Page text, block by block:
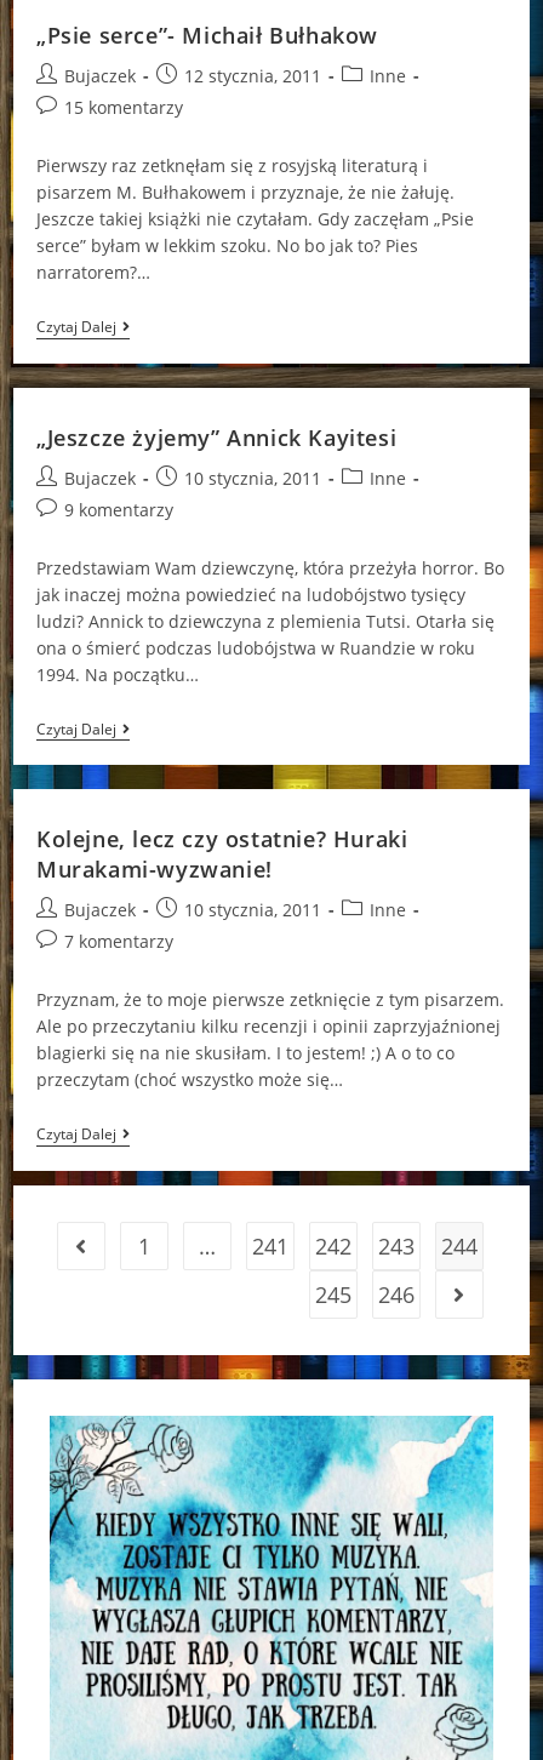
„Psie serce”- Michaił Bułhakow
Post
author:
Bujaczek
Post
published:
12 stycznia, 2011
PostInne
Post15 komentarzy
Pierwszy raz zetknęłam się z rosyjską literaturą i
pisarzem M. Bułhakowem i przyznaje, że nie żałuję.
Jeszcze takiej książki nie czytałam. Gdy zaczęłam „Psie
serce” byłam w lekkim szoku. No bo jak to? Pies
narratorem?…
Czytaj Dalej„Psie
Serce”-
Michaił
Bułhakow
„Jeszcze żyjemy” Annick Kayitesi
Post
author:
Bujaczek
Post
published:
10 stycznia, 2011
PostInne
Post9 komentarzy
Przedstawiam Wam dziewczynę, która przeżyła horror. Bo
jak inaczej można powiedzieć na ludobójstwo tysięcy
ludzi? Annick to dziewczyna z plemienia Tutsi. Otarła się
ona o śmierć podczas ludobójstwa w Ruandzie w roku
1994. Na początku…
Czytaj Dalej„Jeszcze
Żyjemy”
Annick
Kayitesi
Kolejne, lecz czy ostatnie? Huraki
Murakami-wyzwanie!
Post
author:
Bujaczek
Post
published:
10 stycznia, 2011
PostInne
Post7 komentarzy
Przyznam, że to moje pierwsze zetknięcie z tym pisarzem.
Ale po przeczytaniu kilku recenzji i opinii zaprzyjaźnionej
blagierki się na nie skusiłam. I to jestem! ;) A o to co
przeczytam (choć wszystko może się…
Czytaj DalejKolejne,
Lecz
Czy
Ostatnie?
Wyzwanie!
Go to the previous page
1 … 241 242 243
244
245
246 Go to the